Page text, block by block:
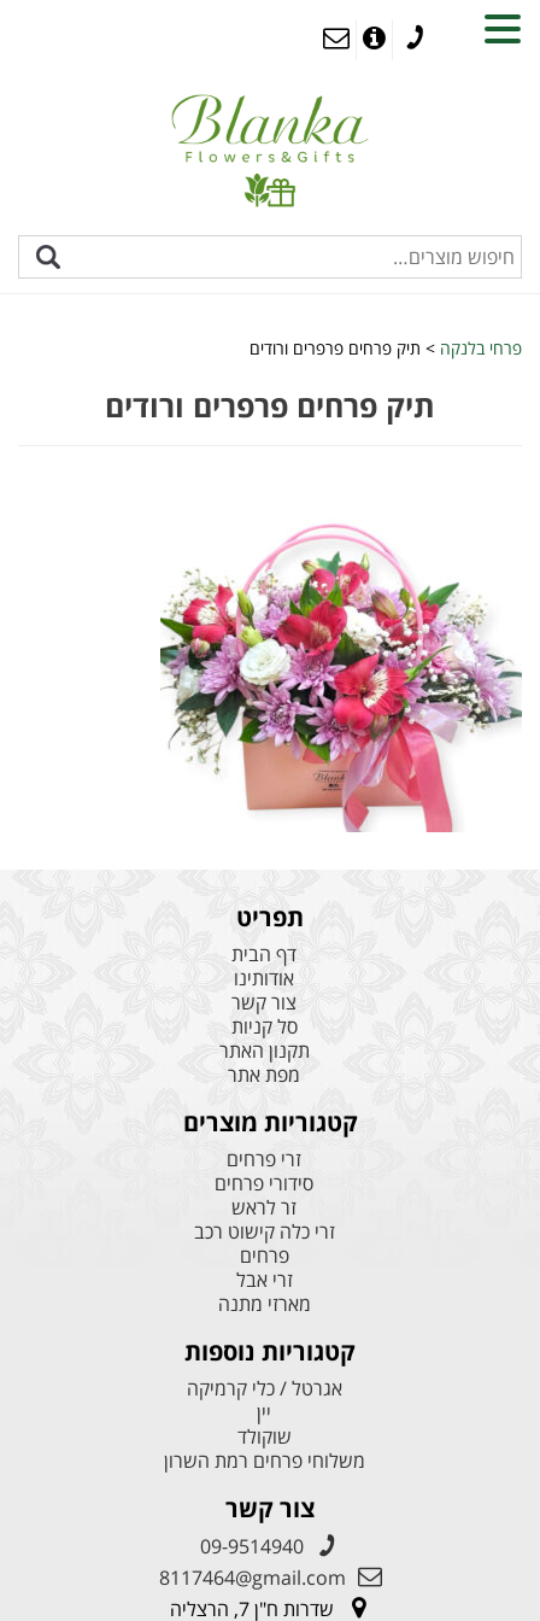
פרחי בלנקה > תיק פרחים פרפרים ורודים
תיק פרחים פרפרים ורודים
תפריט
דף הבית
אודותינו
צור קשר
סל קניות
תקנון האתר
מפת אתר
קטגוריות מוצרים
זרי פרחים
סידורי פרחים
זר לראש
זרי כלה קישוט רכב
פרחים
זרי אבל
מארזי מתנה
קטגוריות נוספות
אגרטל / כלי קרמיקה
יין
שוקולד
משלוחי פרחים רמת השרון
צור קשר
09-9514940
8117464@gmail.com
שדרות ח"ן 7, הרצליה